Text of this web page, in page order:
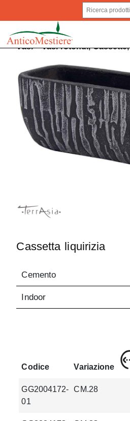
Vasi>Vasi rotondi,Cassette,
Cassetta liquirizia
Cemento
Indoor
Codice Variazione
GG2004172-
01
CM.28